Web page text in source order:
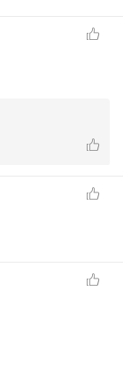
者
Hookup和